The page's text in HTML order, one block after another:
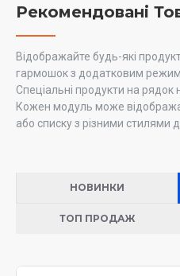
Рекомендовані
Відображайте будь-які
гармошок з додатковим
Спеціальні продукти на рядок
Кожен модуль може
або списку з різними стилями
НОВИНКИ
ТОП ПРОДАЖ